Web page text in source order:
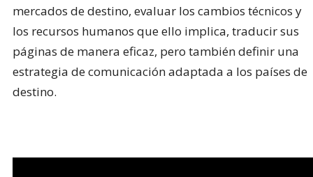
mercados de destino, evaluar los cambios técnicos y
los recursos humanos que ello implica, traducir sus
páginas de manera eficaz, pero también definir una
estrategia de comunicación adaptada a los países de
destino.